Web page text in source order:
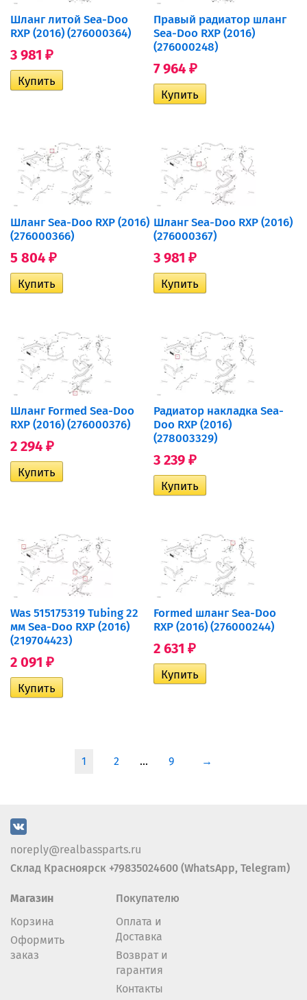
Шланг литой Sea-Doo
RXP (2016) (276000364)
3 981 ₽
Правый радиатор шланг
Sea-Doo RXP (2016)
(276000248)
7 964 ₽
Шланг Sea-Doo RXP (2016)
(276000366)
5 804 ₽
Шланг Sea-Doo RXP (2016)
(276000367)
3 981 ₽
Шланг Formed Sea-Doo
RXP (2016) (276000376)
2 294 ₽
Радиатор накладка Sea-
Doo RXP (2016)
(278003329)
3 239 ₽
Was 515175319 Tubing 22
мм Sea-Doo RXP (2016)
(219704423)
2 091 ₽
Formed шланг Sea-Doo
RXP (2016) (276000244)
2 631 ₽
1 2 ... 9 →
noreply@realbassparts.ru
Склад Красноярск +79835024600 (WhatsApp, Telegram)
Магазин
Корзина
Оформить
заказ
Покупателю
Оплата и
Доставка
Возврат и
гарантия
Контакты